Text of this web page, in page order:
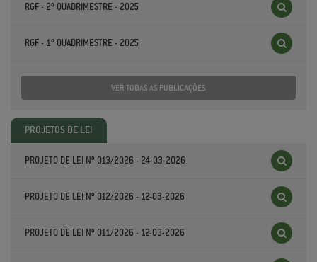
RGF - 2º QUADRIMESTRE - 2025
RGF - 1º QUADRIMESTRE - 2025
VER TODAS AS PUBLICAÇÕES
PROJETOS DE LEI
PROJETO DE LEI Nº 013/2026 - 24-03-2026
PROJETO DE LEI Nº 012/2026 - 12-03-2026
PROJETO DE LEI Nº 011/2026 - 12-03-2026